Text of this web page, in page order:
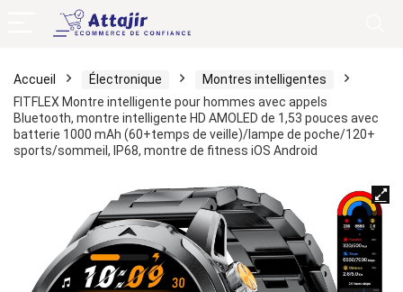
Accueil Électronique
Montres intelligentes
FITFLEX Montre intelligente pour hommes avec appels
Bluetooth, montre intelligente HD AMOLED de 1,53 pouces avec
batterie 1000 mAh (60+temps de veille)/lampe de poche/120+
sports/sommeil, IP68, montre de fitness iOS Android